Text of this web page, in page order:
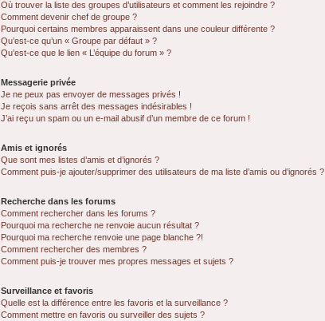
Où trouver la liste des groupes d’utilisateurs et comment les rejoindre ?
Comment devenir chef de groupe ?
Pourquoi certains membres apparaissent dans une couleur différente ?
Qu’est-ce qu’un « Groupe par défaut » ?
Qu’est-ce que le lien « L’équipe du forum » ?
Messagerie privée
Je ne peux pas envoyer de messages privés !
Je reçois sans arrêt des messages indésirables !
J’ai reçu un spam ou un e-mail abusif d’un membre de ce forum !
Amis et ignorés
Que sont mes listes d’amis et d’ignorés ?
Comment puis-je ajouter/supprimer des utilisateurs de ma liste d’amis ou d’ignorés ?
Recherche dans les forums
Comment rechercher dans les forums ?
Pourquoi ma recherche ne renvoie aucun résultat ?
Pourquoi ma recherche renvoie une page blanche ?!
Comment rechercher des membres ?
Comment puis-je trouver mes propres messages et sujets ?
Surveillance et favoris
Quelle est la différence entre les favoris et la surveillance ?
Comment mettre en favoris ou surveiller des sujets ?